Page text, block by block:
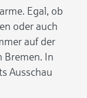
Egal, ob
oder auch
auf der
Bremen. In
Ausschau